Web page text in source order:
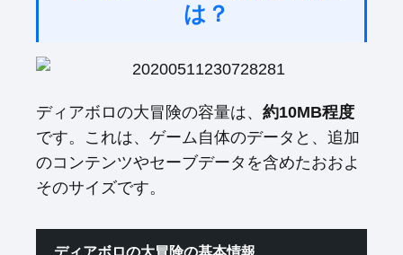
は？
ディアボロの大冒険の容量は、 約10MB程度
です。これは、ゲーム自体のデータと、追加
のコンテンツやセーブデータを含めたおおよ
そのサイズです。
ディアボロの大冒険の基本情報